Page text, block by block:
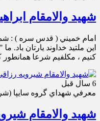
شهید والامقام
امام خميني ( قدس سره ) :
اين ملتيد خداوند يارتان
كنيم ، مكلفيم شرعا
6 سال قبل
معرفي شهداي گروه سايپا
شهید والامقام